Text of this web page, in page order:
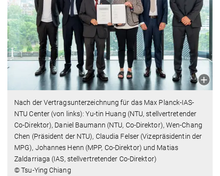
Nach der Vertragsunterzeichnung für das Max Planck-IAS-
NTU Center (von links): Yu-tin Huang (NTU, stellvertretender
Co-Direktor), Daniel Baumann (NTU, Co-Direktor), Wen-Chang
Chen (Präsident der NTU), Claudia Felser (Vizepräsidentin der
MPG), Johannes Henn (MPP, Co-Direktor) und Matias
Zaldarriaga (IAS, stellvertretender Co-Direktor)
© Tsu-Ying Chiang